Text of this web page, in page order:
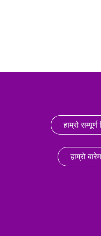
हाम्रो सम्पूर्ण
हाम्रो